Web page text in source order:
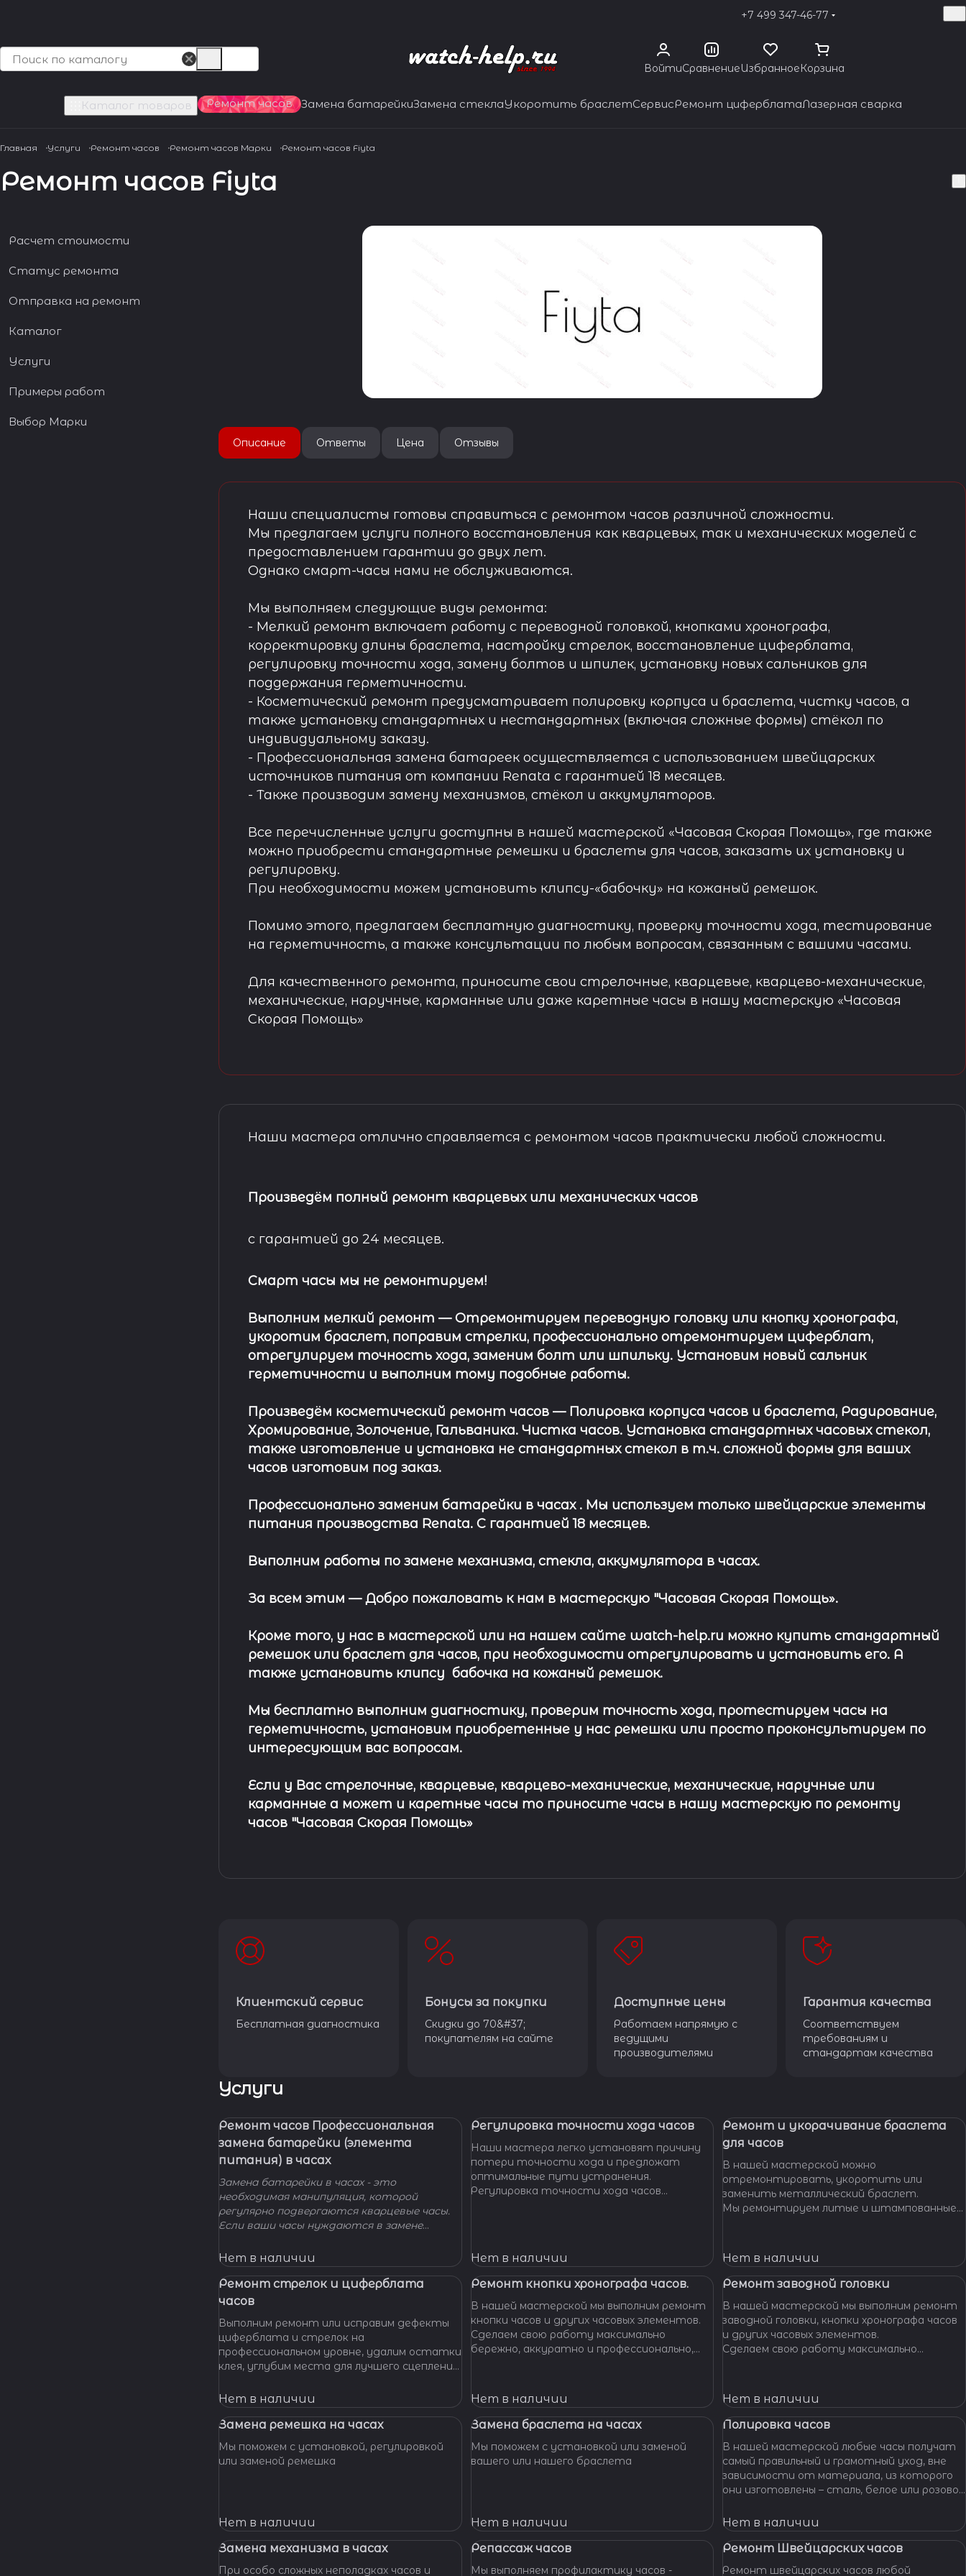
+7 499 347-46-77
ВойтиСравнениеИзбранноеКорзина
Каталог товаров Ремонт часов Замена батарейкиЗамена стеклаУкоротить браслетСервисРемонт циферблатаЛазерная сварка
Главная Услуги Ремонт часов Ремонт часов Марки Ремонт часов Fiyta
Ремонт часов Fiyta
Описание Ответы Цена Отзывы
Наши специалисты готовы справиться с ремонтом часов различной сложности.
Мы предлагаем услуги полного восстановления как кварцевых, так и механических моделей с
предоставлением гарантии до двух лет.
Однако смарт-часы нами не обслуживаются.
Мы выполняем следующие виды ремонта:
- Мелкий ремонт включает работу с переводной головкой, кнопками хронографа,
корректировку длины браслета, настройку стрелок, восстановление циферблата,
регулировку точности хода, замену болтов и шпилек, установку новых сальников для
поддержания герметичности.
- Косметический ремонт предусматривает полировку корпуса и браслета, чистку часов, а
также установку стандартных и нестандартных (включая сложные формы) стёкол по
индивидуальному заказу.
- Профессиональная замена батареек осуществляется с использованием швейцарских
источников питания от компании Renata с гарантией 18 месяцев.
- Также производим замену механизмов, стёкол и аккумуляторов.
Все перечисленные услуги доступны в нашей мастерской «Часовая Скорая Помощь», где также
можно приобрести стандартные ремешки и браслеты для часов, заказать их установку и
регулировку.
При необходимости можем установить клипсу-«бабочку» на кожаный ремешок.
Помимо этого, предлагаем бесплатную диагностику, проверку точности хода, тестирование
на герметичность, а также консультации по любым вопросам, связанным с вашими часами.
Для качественного ремонта, приносите свои стрелочные, кварцевые, кварцево-механические,
механические, наручные, карманные или даже каретные часы в нашу мастерскую «Часовая
Скорая Помощь»
Наши мастера отлично справляется с ремонтом часов практически любой сложности.
Произведём полный ремонт кварцевых или механических часов
с гарантией до 24 месяцев.
Смарт часы мы не ремонтируем!
Выполним мелкий ремонт — Отремонтируем переводную головку или кнопку хронографа,
укоротим браслет, поправим стрелки, профессионально отремонтируем циферблат,
отрегулируем точность хода, заменим болт или шпильку. Установим новый сальник
герметичности и выполним тому подобные работы.
Произведём косметический ремонт часов— Полировка корпуса часов и браслета, Радирование,
Хромирование, Золочение, Гальваника. Чистка часов. Установка стандартных часовых стекол,
также изготовление и установка не стандартных стекол в т.ч. сложной формы для ваших
часов изготовим под заказ.
Профессионально заменим батарейки в часах . Мы используем только швейцарские элементы
питания производства Renata. С гарантией 18 месяцев.
Выполним работы по замене механизма, стекла, аккумулятора в часах.
За всем этим —Добро пожаловать к нам в мастерскую "Часовая Скорая Помощь».
Кроме того, у нас в мастерской или на нашем сайте watch-help.ru можно купить стандартный
ремешокилибраслет для часов, при необходимости отрегулировать и установить его. А
также установить клипсу бабочка на кожаный ремешок.
Мы бесплатно выполним диагностику, проверим точность хода, протестируем часы на
герметичность, установим приобретенные у нас ремешки или просто проконсультируем по
интересующим вас вопросам.
Если у Вас стрелочные, кварцевые, кварцево-механические, механические, наручные или
карманные а может и каретные часы то приносите часы в нашу мастерскую по ремонту
часов "Часовая Скорая Помощь»
Клиентский сервис
Бесплатная диагностика
Бонусы за покупки
Скидки до 70&#37;
покупателям на сайте
Доступные цены
Работаем напрямую с
ведущими
производителями
Гарантия качества
Соответствуем
требованиям и
стандартам качества
Услуги
Ремонт часов Профессиональная
замена батарейки (элемента
питания) в часах
Замена батарейки в часах - это
необходимая манипуляция, которой
регулярно подвергаются кварцевые часы.
Если ваши часы нуждаются в замене
нашу мастерскую! Наши мастера с
удовольствием помогут вам решить
вашу проблему и произведут замену
батарейки профессионально, быстро,
Нет в наличии
Регулировка точности хода часов
Наши мастера легко установят причину
потери точности хода и предложат
оптимальные пути устранения.
Регулировка точности хода часов
Нет в наличии
Ремонт и укорачивание браслета
для часов
В нашей мастерской можно
отремонтировать, укоротить или
заменить металлический браслет.
Мы ремонтируем литые и штампованные
освежаем их внешний вид,
Нет в наличии
Ремонт стрелок и циферблата
часов
Выполним ремонт или исправим дефекты
циферблата и стрелок на
профессиональном уровне, удалим остатки
клея, углубим места для лучшего сцепления
стрелки, метки, камни. Восстановим
крепления циферблата к механизму.
Нет в наличии
Ремонт кнопки хронографа часов.
В нашей мастерской мы выполним ремонт
кнопки часов и других часовых элементов.
Сделаем свою работу максимально
бережно, аккуратно и профессионально,
Нет в наличии
Ремонт заводной головки
В нашей мастерской мы выполним ремонт
заводной головки, кнопки хронографа часов
и других часовых элементов.
Сделаем свою работу максимально
Нет в наличии
Замена ремешка на часах
Мы поможем с установкой, регулировкой
или заменой ремешка
Нет в наличии
Замена браслета на часах
Мы поможем с установкой или заменой
вашего или нашего браслета
Нет в наличии
Полировка часов
В нашей мастерской любые часы получат
самый правильный и грамотный уход, вне
зависимости от материала, из которого
они изготовлены – сталь, белое или розовое
специалисты отполируют практически
любой материал.
Нет в наличии
Замена механизма в часах
При особо сложных неполадках часов и
Репассаж часов
Мы выполняем профилактику часов -
Ремонт Швейцарских часов
Ремонт швейцарских часов любой
Расчет стоимости
Статус ремонта
Отправка на ремонт
Каталог
Услуги
Примеры работ
Выбор Марки